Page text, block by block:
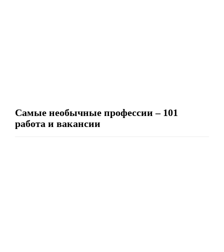
Самые необычные профессии – 101
работа и вакансии